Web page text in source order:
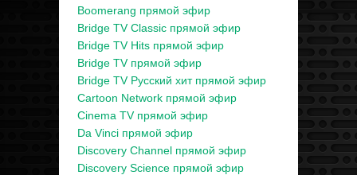
Boomerang прямой эфир
Bridge TV Classic прямой эфир
Bridge TV Hits прямой эфир
Bridge TV прямой эфир
Bridge TV Русский хит прямой эфир
Cartoon Network прямой эфир
Cinema TV прямой эфир
Da Vinci прямой эфир
Discovery Channel прямой эфир
Discovery Science прямой эфир